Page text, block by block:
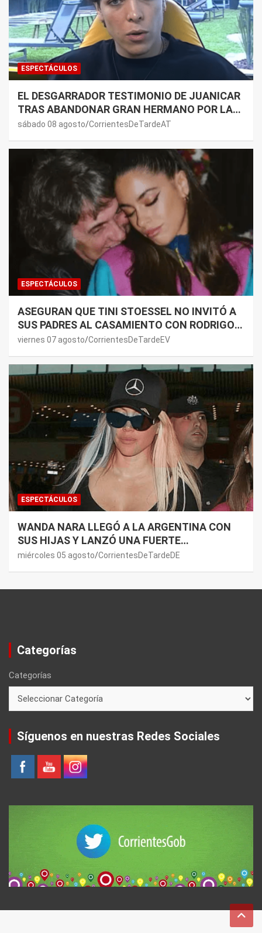
ESPECTÁCULOS
EL DESGARRADOR TESTIMONIO DE JUANICAR
TRAS ABANDONAR GRAN HERMANO POR LA
SALUD DE SU MAMÁ.
sábado 08 agosto CorrientesDeTardeAT
ESPECTÁCULOS
ASEGURAN QUE TINI STOESSEL NO INVITÓ A
SUS PADRES AL CASAMIENTO CON RODRIGO
DE PAUL: LOS MOTIVOS
viernes 07 agosto CorrientesDeTardeEV
ESPECTÁCULOS
WANDA NARA LLEGÓ A LA ARGENTINA CON
SUS HIJAS Y LANZÓ UNA FUERTE
PREMONICIÓN SOBRE MAURO ICARDI
miércoles 05 agosto CorrientesDeTardeDE
Categorías
Categorías
Síguenos en nuestras Redes Sociales